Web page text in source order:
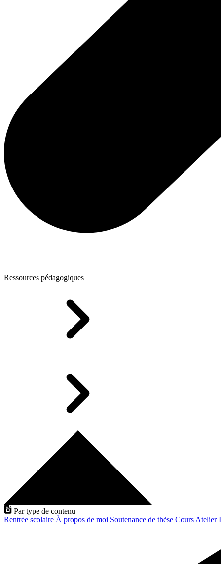
Ressources pédagogiques
Par type de contenu
Rentrée scolaire À propos de moi Soutenance de thèse Cours Atelier